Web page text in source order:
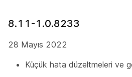
8.11-1.0.8233
28 Mayıs 2022
Küçük hata düzeltmeleri ve